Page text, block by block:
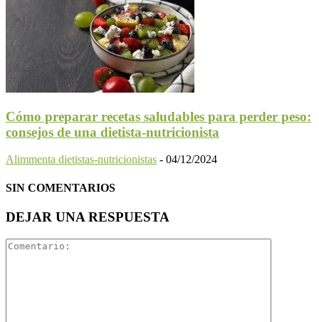
Cómo preparar recetas saludables para perder peso:
consejos de una dietista-nutricionista
Alimmenta dietistas-nutricionistas - 04/12/2024
SIN COMENTARIOS
DEJAR UNA RESPUESTA